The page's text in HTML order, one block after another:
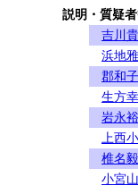
説明・質疑
吉川
浜地
郡和
生方
岩永
上西
椎名
小宮